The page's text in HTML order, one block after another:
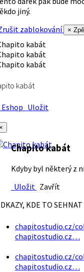
jiný.
zablokování
×
kabát
Uložit
Chapito kabát
Kdyby byl některý z
Uložit Zavřít
KDE TO SEHNAT
chapitostudio.cz/
chapitostudio.cz…
chapitostudio.cz/
chapitostudio.cz…